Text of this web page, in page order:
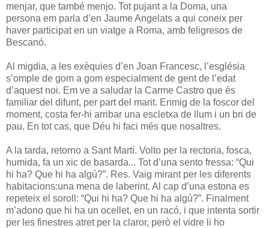
menjar, que també menjo. Tot pujant a la Doma, una
persona em parla d’en Jaume Angelats a qui coneix per
haver participat en un viatge a Roma, amb feligresos de
Bescanó.
Al migdia, a les exèquies d’en Joan Francesc, l’església
s’omple de gom a gom especialment de gent de l’edat
d’aquest noi. Em ve a saludar la Carme Castro que és
familiar del difunt, per part del marit. Enmig de la foscor del
moment, costa fer-hi arribar una escletxa de llum i un bri de
pau. En tot cas, que Déu hi faci més que nosaltres.
A la tarda, retorno a Sant Martí. Volto per la rectoria, fosca,
humida, fa un xic de basarda... Tot d’una sento fressa: “Qui
hi ha? Que hi ha algú?”. Res. Vaig mirant per les diferents
habitacions:una mena de laberint. Al cap d’una estona es
repeteix el soroll: “Qui hi ha? Que hi ha algú?”. Finalment
m’adono que hi ha un ocellet, en un racó, i que intenta sortir
per les finestres atret per la claror, però el vidre li ho